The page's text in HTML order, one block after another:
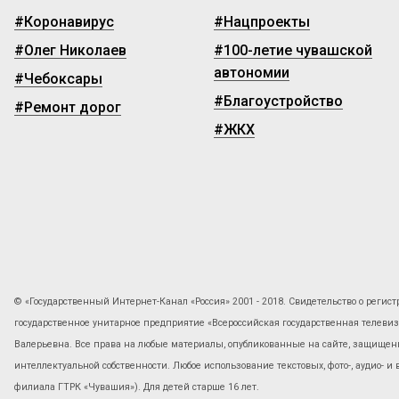
#Коронавирус
#Олег Николаев
#Чебоксары
#Ремонт дорог
#Нацпроекты
#100-летие чувашской
автономии
#Благоустройство
#ЖКХ
© «Государственный Интернет-Канал «Россия» 2001 - 2018. Свидетельство о
государственное унитарное предприятие «Всероссийская государственная
Валерьевна. Все права на любые материалы, опубликованные на сайте,
интеллектуальной собственности. Любое использование текстовых, фото-, аудио-
филиала ГТРК «Чувашия»). Для детей старше 16 лет.